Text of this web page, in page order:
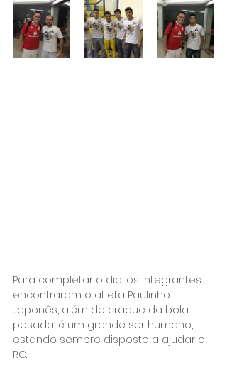
Para completar o dia, os integrantes
encontraram o atleta Paulinho
Japonês, além de craque da bola
pesada, é um grande ser humano,
estando sempre disposto a ajudar o
RC.